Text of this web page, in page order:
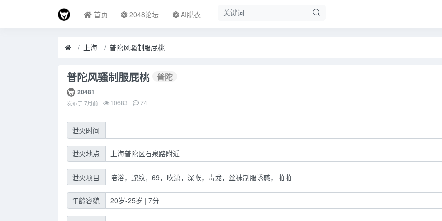
首页 2048论坛 AI脱衣
上海 普陀风骚制服屁桃
普陀风骚制服屁桃 普陀
20481
发布于 7月前 10683 74
泄火时间
泄火地点 上海普陀区石泉路附近
泄火项目 陪浴，蛇纹，69，吹潇，深喉，毒龙，丝袜制服诱惑，啪啪
年龄容貌 20岁-25岁 | 7分